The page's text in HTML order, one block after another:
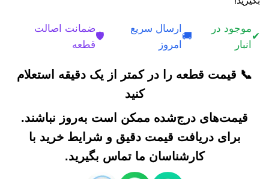
✔
موجود در
انبار
🚚
ارسال سریع
امروز
🛡️
ضمانت اصالت
قطعه
📞 قیمت قطعه را در کمتر از یک دقیقه استعلام
کنید
قیمت‌های درج‌شده ممکن است به‌روز نباشند.
برای دریافت قیمت دقیق و شرایط خرید با
کارشناسان ما تماس بگیرید.